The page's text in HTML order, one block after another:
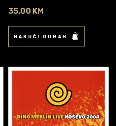
35,00 KM
NARUČI ODMAH